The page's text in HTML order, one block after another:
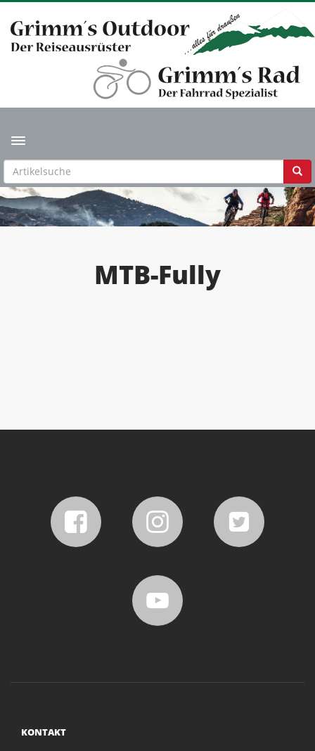
Toggle navigation
MTB-Fully
KONTAKT